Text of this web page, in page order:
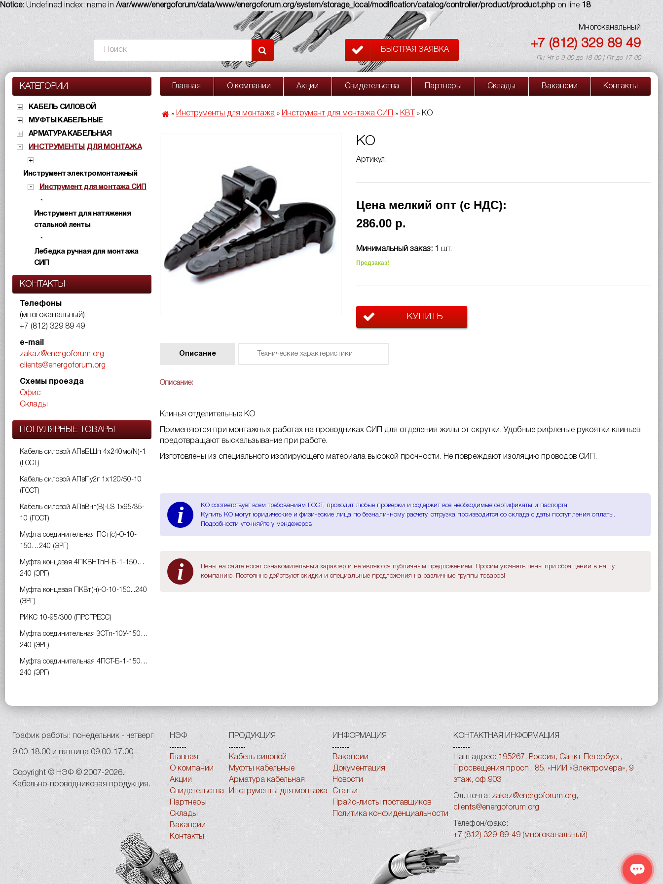
Notice: Undefined index: name in/var/www/energoforum/data/www/energoforum.org/system/storage_local/modification/catalog/controller/product/product.php on line 18
БЫСТРАЯ ЗАЯВКА
Многоканальный
+7 (812) 329 89 49
Пн-Чт с 9-00 до 18-00 | Пт до 17-00
КАТЕГОРИИ
КАБЕЛЬ СИЛОВОЙ
МУФТЫ КАБЕЛЬНЫЕ
АРМАТУРА КАБЕЛЬНАЯ
ИНСТРУМЕНТЫ ДЛЯ МОНТАЖА
Инструмент электромонтажный
Инструмент для монтажа СИП
Инструмент для натяжения
стальной ленты
Лебедка ручная для монтажа
СИП
КОНТАКТЫ
Телефоны
(многоканальный)
+7 (812) 329 89 49
e-mail
zakaz@energoforum.org
clients@energoforum.org
Схемы проезда
Офис
Склады
ПОПУЛЯРНЫЕ ТОВАРЫ
Кабель силовой АПвБШп 4х240мс(N)-1
(ГОСТ)
Кабель силовой АПвПу2г 1х120/50-10
(ГОСТ)
Кабель силовой АПвВнг(B)-LS 1х95/35-
10 (ГОСТ)
Муфта соединительная ПСт(с)-О-10-
150…240 (ЭРГ)
Муфта концевая 4ПКВНТпН-Б-1-150…
240 (ЭРГ)
Муфта концевая ПКВт(н)-О-10-150...240
(ЭРГ)
РИКС 10-95/300 (ПРОГРЕСС)
Муфта соединительная 3СТп-10У-150…
240 (ЭРГ)
Муфта соединительная 4ПСТ-Б-1-150…
240 (ЭРГ)
Главная О компании Акции Свидетельства Партнеры Склады Вакансии Контакты
» Инструменты для монтажа» Инструмент для монтажа СИП » КВТ » КО
КО
Артикул:
Цена мелкий опт (с НДС):
286.00 р.
Минимальный заказ: 1 шт.
Предзаказ!
КУПИТЬ
Описание Технические характеристики
Описание:
Клинья отделительные КО
Применяются при монтажных работах на проводниках СИП для отделения жилы от скрутки. Удобные рифленые рукоятки клиньев
предотвращают выскальзывание при работе.
Изготовлены из специального изолирующего материала высокой прочности. Не повреждают изоляцию проводов СИП.
i
КО соответствует всем требованиям ГОСТ, проходит любые проверки и содержит все необходимые сертификаты и паспорта.
Купить КО могут юридические и физические лица по безналичному расчету, отгрузка производится со склада с даты поступления оплаты.
Подробности уточняйте у мендежеров
i
Цены на сайте носят ознакомительный характер и не являются публичным предложением. Просим уточнять цены при обращении в нашу
компанию. Постоянно действуют скидки и специальные предложения на различные группы товаров!
НЭФ
Главная
О компании
Акции
Свидетельства
Партнеры
Склады
Вакансии
Контакты
ПРОДУКЦИЯ
Кабель силовой
Муфты кабельные
Арматура кабельная
Инструменты для монтажа
ИНФОРМАЦИЯ
Вакансии
Документация
Новости
Статьи
Прайс-листы поставщиков
Политика конфиденциальности
КОНТАКТНАЯ ИНФОРМАЦИЯ
Наш адрес: 195267, Россия, Санкт-Петербург,
Просвещения просп., 85, «НИИ «Электромера», 9
этаж, оф.903
Эл. почта: zakaz@energoforum.org ,
clients@energoforum.org
Телефон/факс:
+7 (812) 329-89-49 (многоканальный)
График работы: понедельник - четверг
9.00-18.00 и пятница 09.00-17.00
Copyright © НЭФ © 2007-2026.
Кабельно-проводниковая продукция.